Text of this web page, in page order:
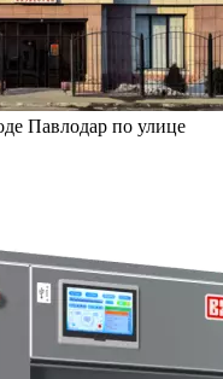
Павлодар по улице